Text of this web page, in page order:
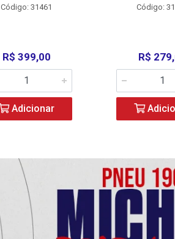
Código: 31461
R$ 399,00
Adicionar
Código:
R$